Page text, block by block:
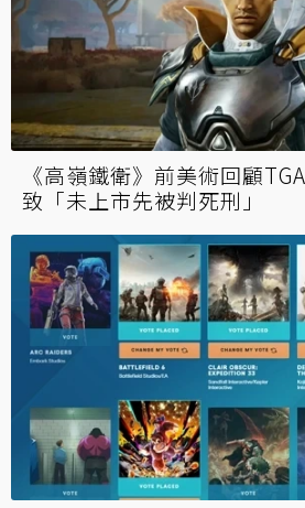
《高嶺鐵衛》前美術回顧
致「未上市先被判死刑」